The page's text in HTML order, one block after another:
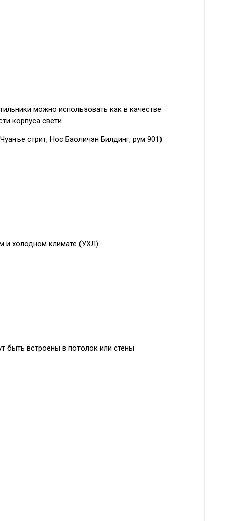
можно использовать как в качестве
корпуса свети
стрит, Нос Баоличэн Билдинг, рум 901)
и холодном климате (УХЛ)
быть встроены в потолок или стены